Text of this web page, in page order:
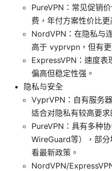
PureVPN：常见促销
费，年付方案性价比
NordVPN：在隐私与
高于 vyprvpn，但有
ExpressVPN：速度表
偏高但稳定性强。
隐私与安全
VyprVPN：自有服务
适合对隐私有较高要求
PureVPN：具有多种协
WireGuard等），部
看最新政策。
NordVPN/